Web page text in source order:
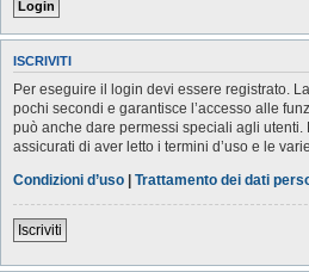
ISCRIVITI
Per eseguire il login devi essere registrato.
pochi secondi e garantisce l’accesso alle
può anche dare permessi speciali agli utenti.
assicurati di aver letto i termini d’uso e le
Condizioni d’uso | Trattamento dei dati
Iscriviti